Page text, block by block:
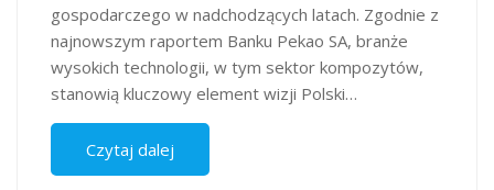
gospodarczego w nadchodzących latach. Zgodnie z
najnowszym raportem Banku Pekao SA, branże
wysokich technologii, w tym sektor kompozytów,
stanowią kluczowy element wizji Polski…
Czytaj dalej